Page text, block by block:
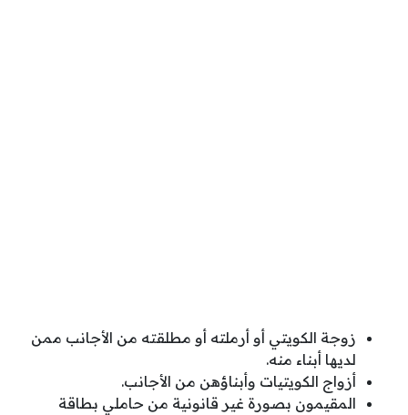
زوجة الكويتي أو أرملته أو مطلقته من الأجانب ممن
لديها أبناء منه.
أزواج الكويتيات وأبناؤهن من الأجانب.
المقيمون بصورة غير قانونية من حاملي بطاقة